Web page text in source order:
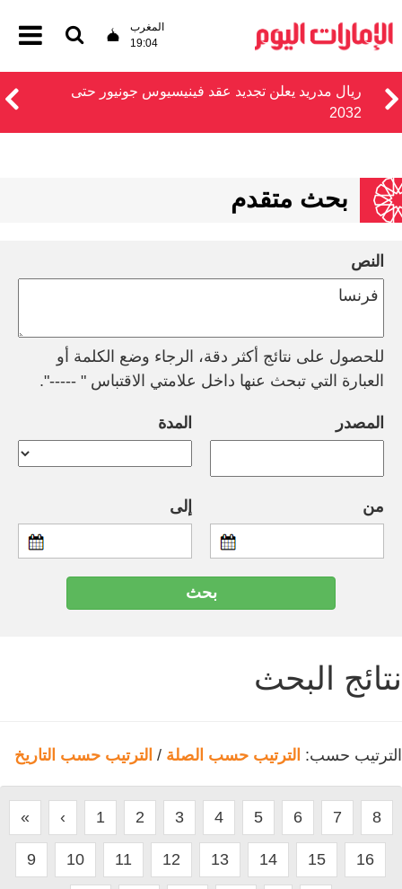
المغرب
19:04
ريال مدريد يعلن تجديد عقد فينيسيوس جونيور حتى
2032
بحث متقدم
النص
للحصول على نتائج أكثر دقة، الرجاء وضع الكلمة أو
العبارة التي تبحث عنها داخل علامتي الاقتباس " -----".
المصدر المدة
من إلى
نتائج البحث
الترتيب حسب: الترتيب حسب الصلة / الترتيب حسب التاريخ
« ‹ 1 2 3 4 5 6 7 8
9 10 11 12 13 14 15 16